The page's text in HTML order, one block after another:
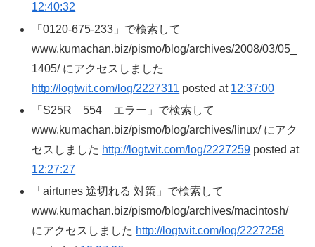
12:40:32
「0120-675-233」で検索して
www.kumachan.biz/pismo/blog/archives/2008/03/05_
1405/ にアクセスしました
http://logtwit.com/log/2227311 posted at 12:37:00
「S25R 554 エラー」で検索して
www.kumachan.biz/pismo/blog/archives/linux/ にアク
セスしました http://logtwit.com/log/2227259 posted at
12:27:27
「airtunes 途切れる 対策」で検索して
www.kumachan.biz/pismo/blog/archives/macintosh/
にアクセスしました http://logtwit.com/log/2227258